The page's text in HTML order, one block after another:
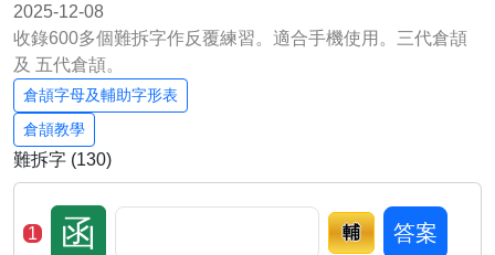
2025-12-08
收錄600多個難拆字作反覆練習。適合手機使用。三代倉頡
及 五代倉頡。
倉頡字母及輔助字形表
倉頡教學
難拆字 (130)
1 函 輔 答案